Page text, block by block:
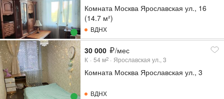
Комната Москва Ярославская ул., 16
(14.7 м²)
ВДНХ
30 000 /мес
К 54 м2 Ярославская ул., 3
Комната Москва Ярославская ул., 3
ВДНХ